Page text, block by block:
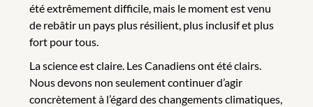
été extrêmement difficile, mais le moment est venu
de rebâtir un pays plus résilient, plus inclusif et plus
fort pour tous.
La science est claire. Les Canadiens ont été clairs.
Nous devons non seulement continuer d’agir
concrètement à l’égard des changements climatiques,